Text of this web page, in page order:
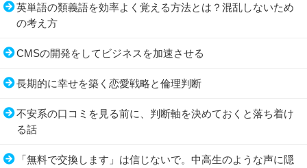
英単語の類義語を効率よく覚える方法とは？混乱しないため
の考え方
CMSの開発をしてビジネスを加速させる
長期的に幸せを築く恋愛戦略と倫理判断
不安系の口コミを見る前に、判断軸を決めておくと落ち着け
る話
「無料で交換します」は信じないで。中高生のような声に隠